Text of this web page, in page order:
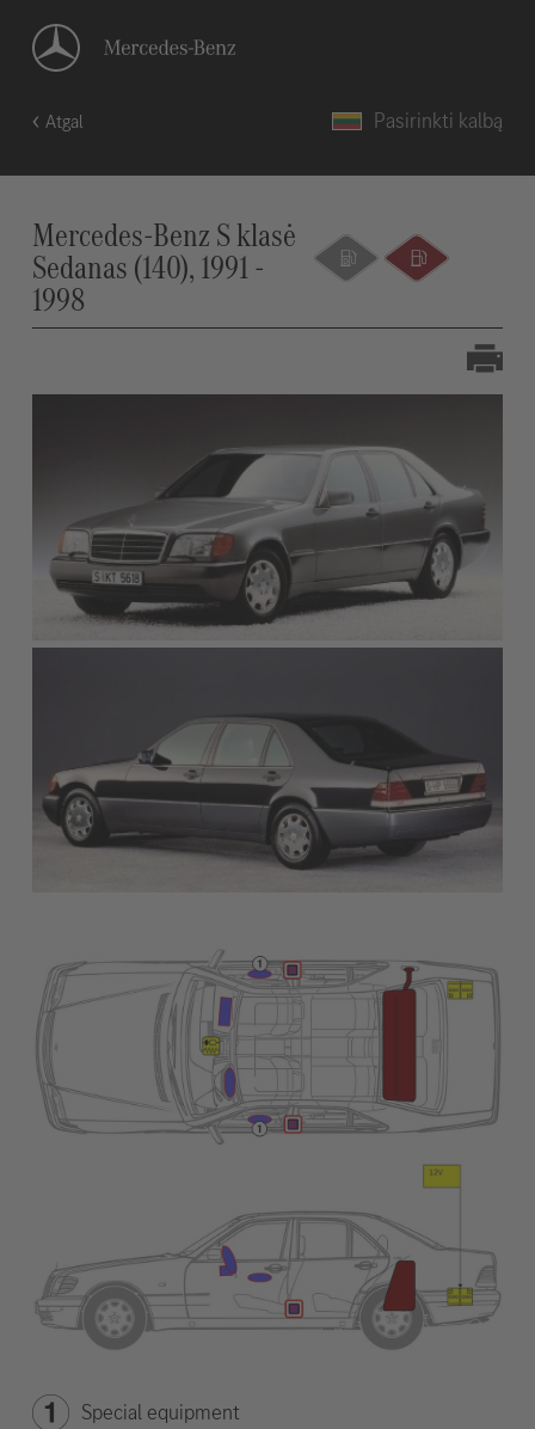
Atgal Pasirinkti kalbą
Mercedes-Benz S klasė
Sedanas (140), 1991 -
1998
Special equipment